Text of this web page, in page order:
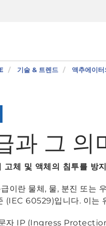
기술 & 트렌드 액추에이
과 그 의
고체 및 액체의 침투를 방
이란 물체, 물, 분진 또는
(IEC 60529)입니다. 이는
자 IP (Ingress